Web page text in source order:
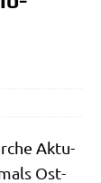
Aktu­
Ost­